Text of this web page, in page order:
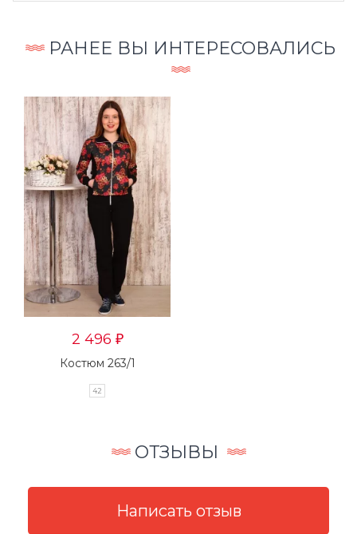
РАНЕЕ ВЫ ИНТЕРЕСОВАЛИСЬ
2 496 ₽
Костюм 263/1
42
ОТЗЫВЫ